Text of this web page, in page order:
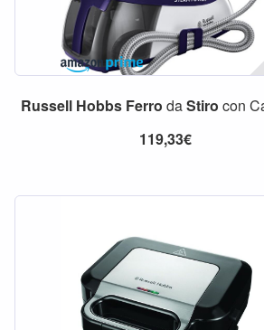
Russell Hobbs Ferro daStiro con
119,33€